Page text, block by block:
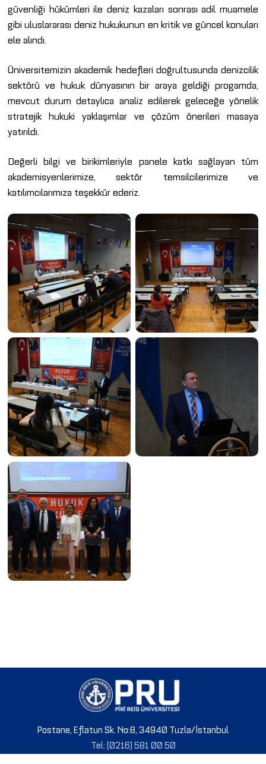
güvenliği hükümleri ile deniz kazaları sonrası adil muamele
gibi uluslararası deniz hukukunun en kritik ve güncel konuları
ele alındı.
Üniversitemizin akademik hedefleri doğrultusunda denizcilik
sektörü ve hukuk dünyasının bir araya geldiği progamda,
mevcut durum detaylıca analiz edilerek geleceğe yönelik
stratejik hukuki yaklaşımlar ve çözüm önerileri masaya
yatırıldı.
Değerli bilgi ve birikimleriyle panele katkı sağlayan tüm
akademisyenlerimize, sektör temsilcilerimize ve
katılımcılarımıza teşekkür ederiz.
Postane, Eflatun Sk. No:8, 34940 Tuzla/İstanbul
Tel: (0216) 581 00 50